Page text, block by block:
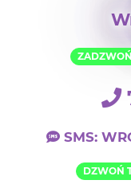
SMS:
DZWOŃ